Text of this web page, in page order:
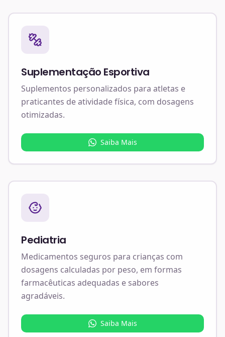
Suplementação Esportiva
Suplementos personalizados para atletas e
praticantes de atividade física, com dosagens
otimizadas.
Saiba Mais
Pediatria
Medicamentos seguros para crianças com
dosagens calculadas por peso, em formas
farmacêuticas adequadas e sabores
agradáveis.
Saiba Mais